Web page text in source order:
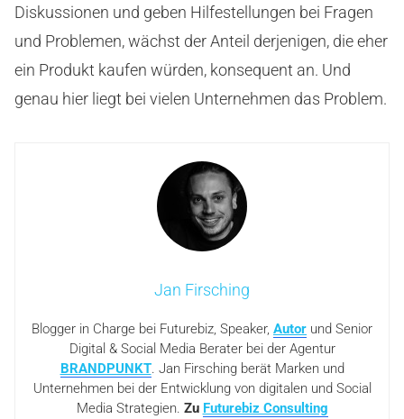
Diskussionen und geben Hilfestellungen bei Fragen
und Problemen, wächst der Anteil derjenigen, die eher
ein Produkt kaufen würden, konsequent an. Und
genau hier liegt bei vielen Unternehmen das Problem.
Jan Firsching
Blogger in Charge bei Futurebiz, Speaker, Autor und Senior
Digital & Social Media Berater bei der Agentur
BRANDPUNKT. Jan Firsching berät Marken und
Unternehmen bei der Entwicklung von digitalen und Social
Media Strategien. Zu Futurebiz Consulting